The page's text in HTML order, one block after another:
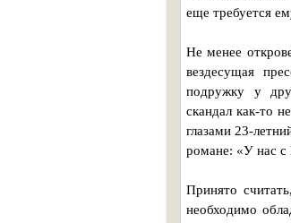
еще требуется
Не менее
вездесущая
подружку у
скандал как-то
глазами 23-
романе: «У нас
Принято
необходимо